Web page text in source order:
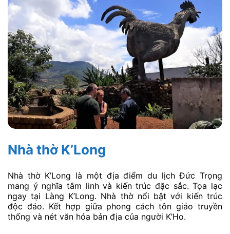
Nhà thờ K’Long
Nhà thờ K’Long là một địa điểm du lịch Đức Trọng
mang ý nghĩa tâm linh và kiến trúc đặc sắc. Tọa lạc
ngay tại Làng K’Long. Nhà thờ nổi bật với kiến trúc
độc đáo. Kết hợp giữa phong cách tôn giáo truyền
thống và nét văn hóa bản địa của người K’Ho.